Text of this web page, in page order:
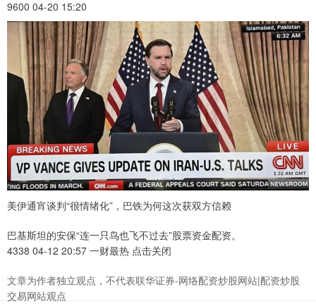
9600 04-20 15:20
美伊通宵谈判“很情绪化”，巴铁为何这次获双方信赖
巴基斯坦的安保“连一只鸟也飞不过去”股票资金配资。
4338 04-12 20:57 一财最热 点击关闭
文章为作者独立观点，不代表联华证券-网络配资炒股网站|配资炒股
交易网站观点